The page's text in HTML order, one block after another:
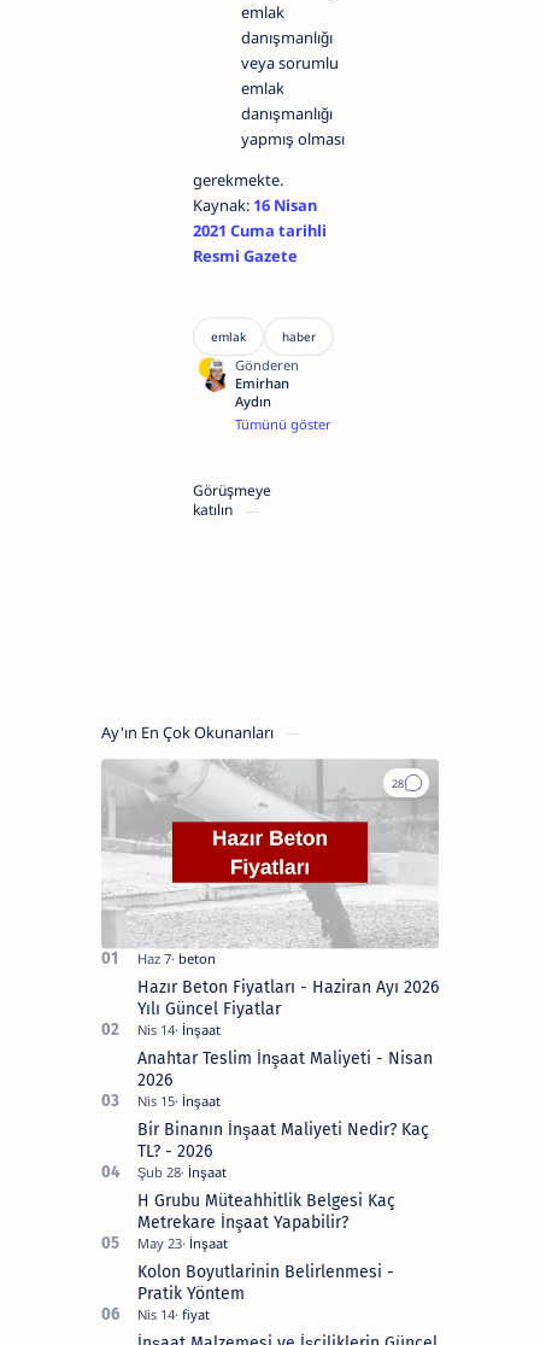
emlak
danışmanlığı
veya sorumlu
emlak
danışmanlığı
yapmış olması
gerekmekte.
Kaynak: 16 Nisan
2021 Cuma tarihli
Resmi Gazete
Merhaba,
inşaat
mühendisiyim
firması.
içerikler
sizlere
fayda
sağlanması
açısından
hazırlanmış
özenli
yazılardır.
Ancak
unutmayın
ki
işlerinde
bir
profesyonele
en
takılanları
Bana
sosyal
medya
veya
buradan
Görüşmeye
katılın
Ay'ın En Çok Okunanları
Hazır Beton Fiyatları - Haziran Ayı 2026
Yılı Güncel Fiyatlar
Anahtar Teslim İnşaat Maliyeti - Nisan
2026
Bir Binanın İnşaat Maliyeti Nedir? Kaç
TL? - 2026
H Grubu Müteahhitlik Belgesi Kaç
Metrekare İnşaat Yapabilir?
Kolon Boyutlarinin Belirlenmesi -
Pratik Yöntem